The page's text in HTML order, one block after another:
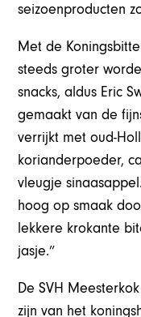
seizoenproducten
Met de
steeds groter
snacks, aldus Eric
gemaakt van de
verrijkt met oud-
korianderpoeder,
vleugje
hoog op smaak
lekkere krokante
jasje.”
De SVH
zijn van het